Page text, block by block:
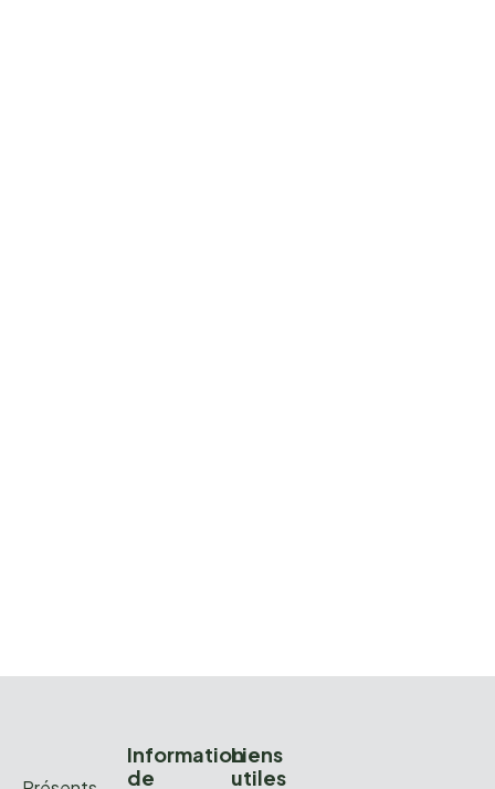
Information
de
Liens
utiles